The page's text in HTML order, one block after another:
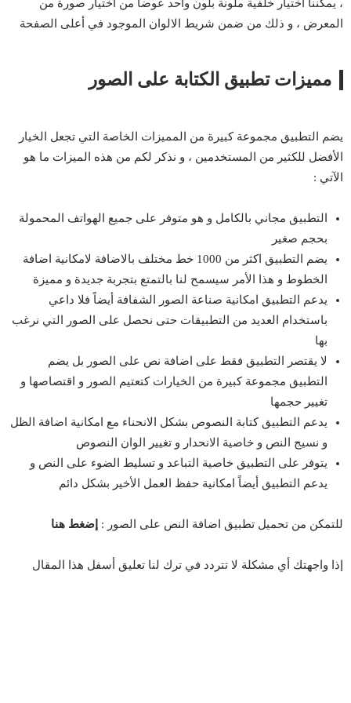
، يمكننا اختيار خلفية ملونة بلون واحد عوضاً من اختيار صورة من
المعرض ، و ذلك من ضمن شريط الالوان الموجود في أعلى الصفحة
مميزات تطبيق الكتابة على الصور
يضم التطبيق مجموعة كبيرة من المميزات الخاصة التي تجعل الخيار
الأفضل للكثير من المستخدمين ، و نذكر لكم من هذه الميزات ما هو
الآتي :
التطبيق مجاني بالكامل و هو متوفر على جميع الهواتف المحمولة
بحجم صغير
يضم التطبيق اكثر من 1000 خط مختلف بالاضافة لامكانية اضافة
الخطوط و هذا الأمر سيسمح لنا بالتمتع بتجربة جديدة و مميزة
يدعم التطبيق امكانية صناعة الصور الشفافة أيضاً فلا داعي
باستخدام العديد من التطبيقات حتى نحصل على الصور التي نرغب
بها
لا يقتصر التطبيق فقط على اضافة نص على الصور بل يضم
التطبيق مجموعة كبيرة من الخيارات كتعتيم الصور و اقتصاصها و
تغيير حجمها
يدعم التطبيق كتابة النصوص بشكل الانحناء مع امكانية اضافة الظل
و نسيج النص و خاصية الانحدار و تغيير الوان النصوص
يتوفر على التطبيق خاصية التباعد و تسليط الضوء على النص و
يدعم التطبيق أيضاً امكانية حفظ العمل الأخير بشكل دائم
للتمكن من تحميل تطبيق اضافة النص على الصور : إضغط هنا
إذا واجهتك أي مشكلة لا تتردد في ترك لنا تعليق أسفل هذا المقال